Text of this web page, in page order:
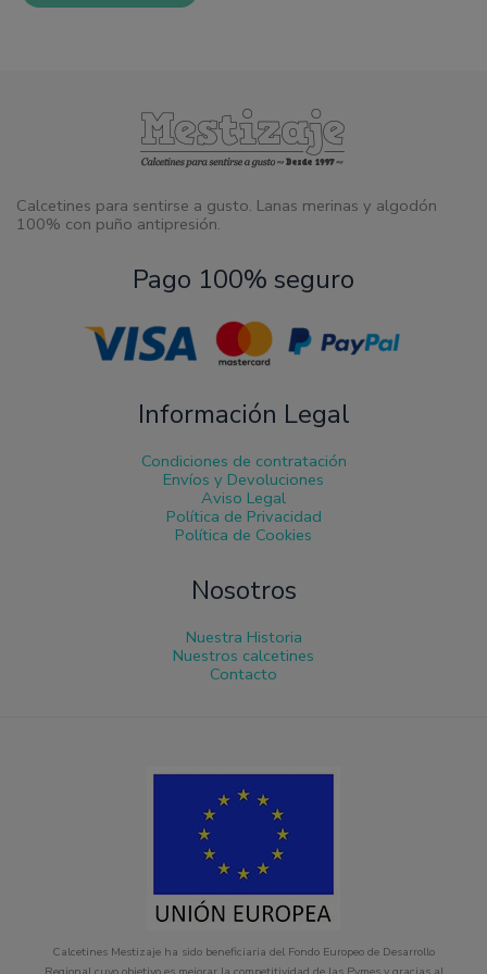
Calcetines para sentirse a gusto. Lanas merinas y algodón
100% con puño antipresión.
Pago 100% seguro
Información Legal
Condiciones de contratación
Envíos y Devoluciones
Aviso Legal
Política de Privacidad
Política de Cookies
Nosotros
Nuestra Historia
Nuestros calcetines
Contacto
Calcetines Mestizaje ha sido beneficiaria del Fondo Europeo de Desarrollo